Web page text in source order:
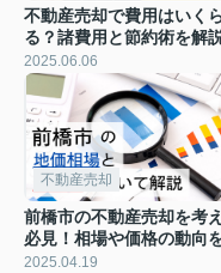
不動産売却で費用はいく
る？諸費用と節約術を解
2025.06.06
不動産売却
前橋市の不動産売却を考
必見！相場や価格の動向
2025.04.19